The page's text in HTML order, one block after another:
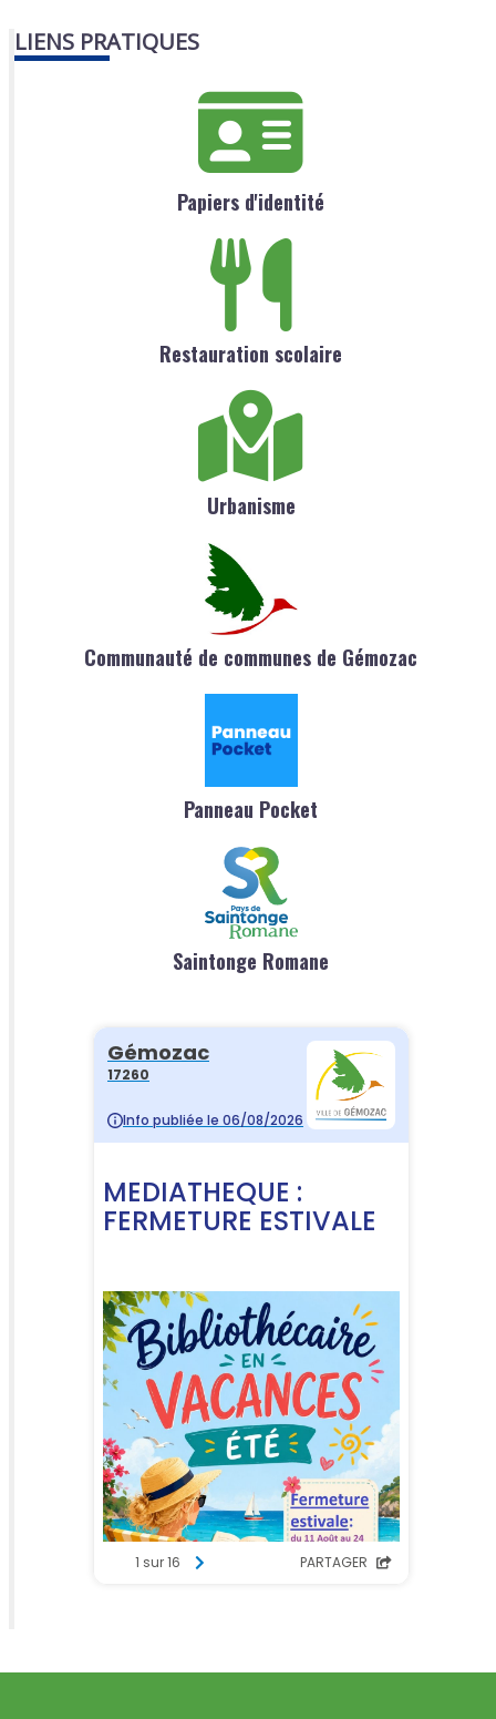
LIENS PRATIQUES
Papiers d'identité
Restauration scolaire
Urbanisme
Communauté de communes de Gémozac
Panneau Pocket
Saintonge Romane